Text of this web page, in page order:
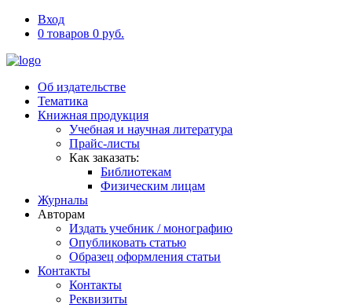
Вход
0 товаров 0 руб.
Об издательстве
Тематика
Книжная продукция
Учебная и научная литература
Прайс-листы
Как заказать:
Библиотекам
Физическим лицам
Журналы
Авторам
Издать учебник / монографию
Опубликовать статью
Образец оформления статьи
Контакты
Контакты
Реквизиты